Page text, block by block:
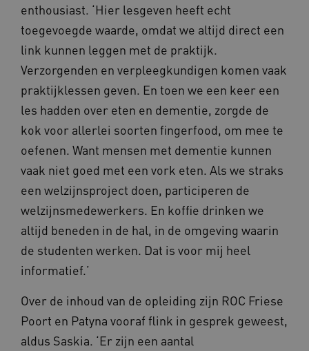
enthousiast. ‘Hier lesgeven heeft echt
toegevoegde waarde, omdat we altijd direct een
link kunnen leggen met de praktijk.
Verzorgenden en verpleegkundigen komen vaak
praktijklessen geven. En toen we een keer een
les hadden over eten en dementie, zorgde de
kok voor allerlei soorten fingerfood, om mee te
oefenen. Want mensen met dementie kunnen
vaak niet goed met een vork eten. Als we straks
een welzijnsproject doen, participeren de
welzijnsmedewerkers. En koffie drinken we
altijd beneden in de hal, in de omgeving waarin
de studenten werken. Dat is voor mij heel
informatief.’
Over de inhoud van de opleiding zijn ROC Friese
Poort en Patyna vooraf flink in gesprek geweest,
aldus Saskia. ‘Er zijn een aantal
BCSessionID www.waardigheidentrots.nl Sessie